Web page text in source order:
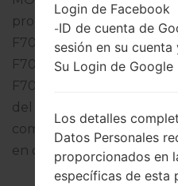
producto viene
F707U1UES1BUA3. La
del firmware dado es
completo sobre cómo
en dispositivos Samsung
Login de Facebook
-ID de cuenta de
sesión en su
Su Login de Google
Los detalles
Datos Personales
proporcionados en
específicas de esta